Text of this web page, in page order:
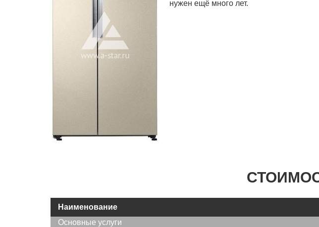
нужен ещё много лет.
Наименование
Основные услуги